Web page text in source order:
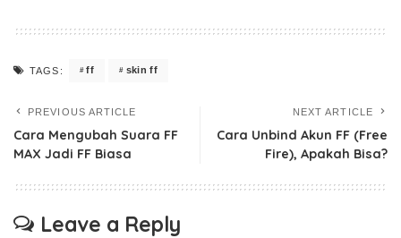
TAGS: ff skin ff
PREVIOUS ARTICLE
Cara Mengubah Suara FF
MAX Jadi FF Biasa
NEXT ARTICLE
Cara Unbind Akun FF (Free
Fire), Apakah Bisa?
Leave a Reply